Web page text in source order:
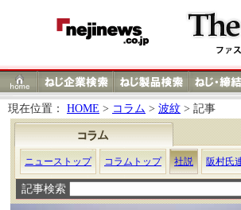
現在位置： HOME > コラム > 波紋 > 記事
ニューストップ コラムトップ 社説 阪村氏
記事検索